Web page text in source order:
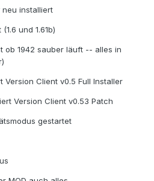
neu installiert
und 1.61b)
ob 1942 sauber läuft -- alles in
Version Client v0.5 Full Installer
Version Client v0.53 Patch
gestartet